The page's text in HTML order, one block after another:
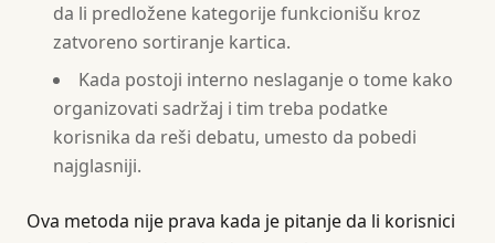
da li predložene kategorije funkcionišu kroz
zatvoreno sortiranje kartica.
Kada postoji interno neslaganje o tome kako
organizovati sadržaj i tim treba podatke
korisnika da reši debatu, umesto da pobedi
najglasniji.
Ova metoda nije prava kada je pitanje da li korisnici